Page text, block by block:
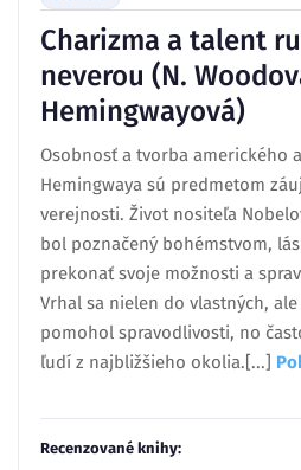
Charizma a talent
neverou (N.
Hemingwayová)
Osobnosť a tvorba amerického
Hemingwaya sú predmetom
verejnosti. Život nositeľa
bol poznačený bohémstvom,
prekonať svoje možnosti a
Vrhal sa nielen do vlastných,
pomohol spravodlivosti, no
ľudí z najbližšieho okolia.[...]
Recenzované knihy: